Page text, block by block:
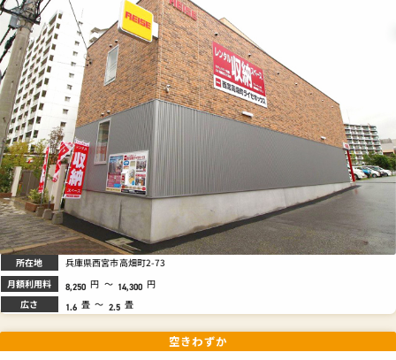
所在地 兵庫県西宮市高畑町2-73
月額利用料 8,250 円 ～ 14,300 円
広さ 1.6 畳 ～ 2.5 畳
空きわずか